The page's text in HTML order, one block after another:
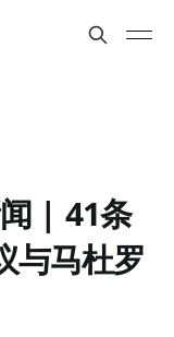
| 41条
与马杜罗